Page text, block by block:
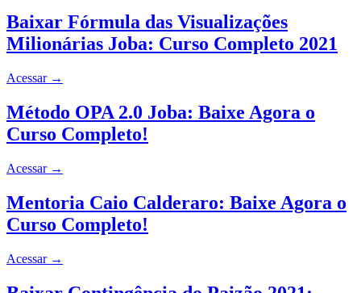
Baixar Fórmula das Visualizações
Milionárias Joba: Curso Completo 2021
Acessar →
Método OPA 2.0 Joba: Baixe Agora o
Curso Completo!
Acessar →
Mentoria Caio Calderaro: Baixe Agora o
Curso Completo!
Acessar →